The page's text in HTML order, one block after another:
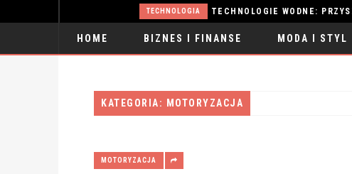
HOME BIZNES I FINANSE MODA I STYL
KATEGORIA: MOTORYZACJA
MOTORYZACJA